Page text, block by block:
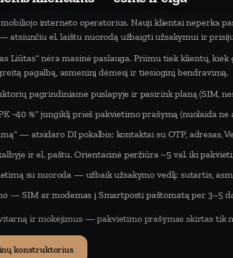
interneto operatorius. Nauji klientai neperka
atsiunčiu el. laištu nuorodą užbaigti užsakymui ir
Liūtas“ nėra masinė paslauga. Priimu tiek klientų,
pagalbą, asmeninį dėmesį ir tiesioginį bendravimą.
pagrindiniame puslapyje ir pasirink planą (SIM,
−40 %“ jungiklį prieš pakvietimo prašymą (nuolaida ne
— atsidaro DI pokalbis: kontaktai su OTP, adresas,
ir el. paštu. Orientacinė peržiūra ~5 val. iki
su nuoroda — užbaik užsakymo vedlį: sutartis,
— SIM ar modemas į Smartposti paštomatą per 3–5
ir mokėjimus — pakvietimo prašymas skirtas tik
konstruktorius